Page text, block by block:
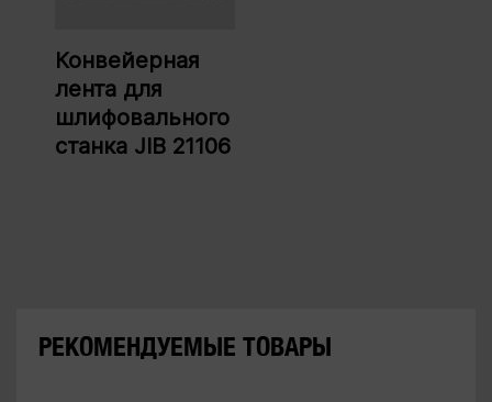
Конвейерная
лента для
шлифовального
станка JIB 21106
РЕКОМЕНДУЕМЫЕ ТОВАРЫ